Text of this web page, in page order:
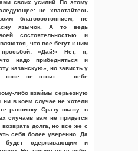
своих усилий. По этому
не хвастайтесь
благосостоянием, не
язычок. А то ведь
состоятельностью и
что все бегут к ним
просьбой: «Дай!» Нет, я,
надо прибедняться и
казанскую», но зависть у
тоже не стоит — себе
либо взаймы серьезную
в коем случае не хотели
расписку. Сразу скажу: в
случаев вам не придется
долга, но все же с
себя более уверенно. Да
сдерживающим и